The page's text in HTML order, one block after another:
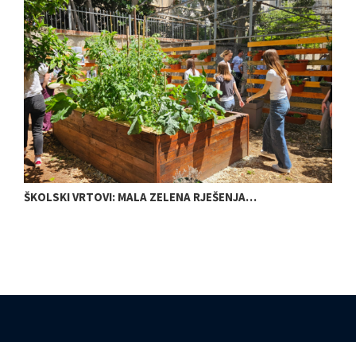
ŠKOLSKI VRTOVI: MALA ZELENA RJEŠENJA…